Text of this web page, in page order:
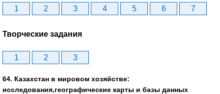
1 2 3 4 5 6 7
Творческие задания
1 2 3
64. Казахстан в мировом хозяйстве:
исследования,географические карты и базы данных